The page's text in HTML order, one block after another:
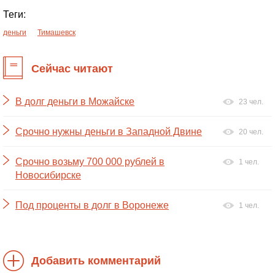
Теги:
деньги Тимашевск
Сейчас читают
В долг деньги в Можайске 23 чел.
Срочно нужны деньги в Западной Двине 20 чел.
Срочно возьму 700 000 рублей в
Новосибирске
1 чел.
Под проценты в долг в Воронеже 1 чел.
Добавить комментарий